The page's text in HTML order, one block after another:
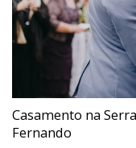
Casamento na
Fernando